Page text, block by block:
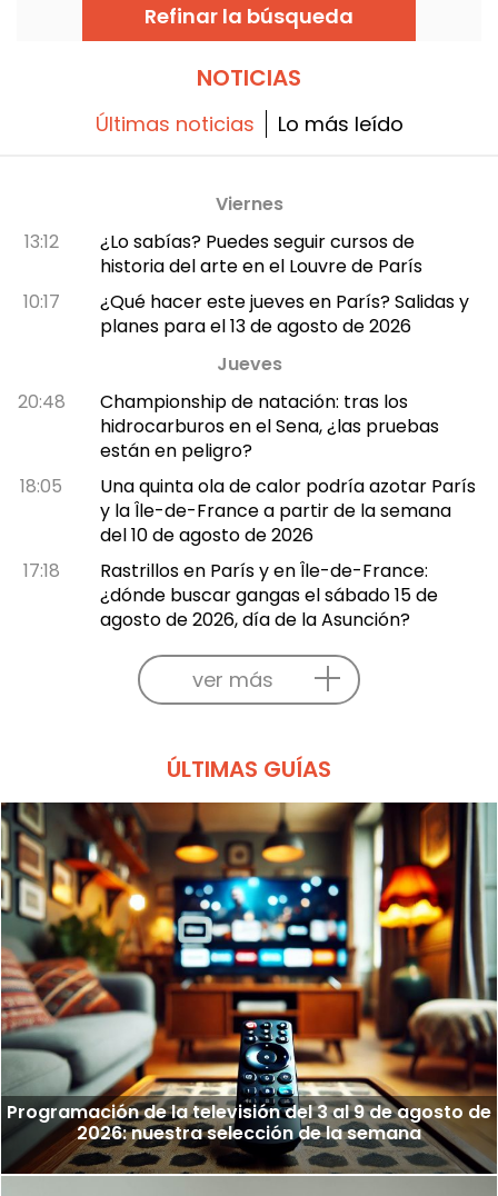
Refinar la búsqueda
NOTICIAS
Últimas noticias Lo más leído
Viernes
13:12
¿Lo sabías? Puedes seguir cursos de
historia del arte en el Louvre de París
10:17
¿Qué hacer este jueves en París? Salidas y
planes para el 13 de agosto de 2026
Jueves
20:48
Championship de natación: tras los
hidrocarburos en el Sena, ¿las pruebas
están en peligro?
18:05
Una quinta ola de calor podría azotar París
y la Île-de-France a partir de la semana
del 10 de agosto de 2026
17:18
Rastrillos en París y en Île-de-France:
¿dónde buscar gangas el sábado 15 de
agosto de 2026, día de la Asunción?
ver más
ÚLTIMAS GUÍAS
Programación de la televisión del 3 al 9 de agosto de
2026: nuestra selección de la semana